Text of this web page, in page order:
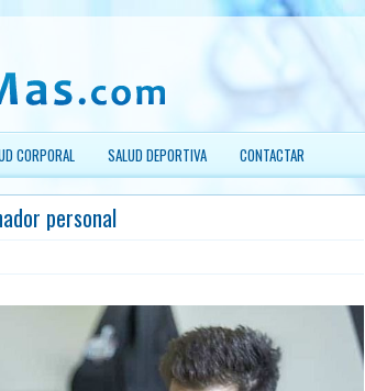
CORPORAL SALUD DEPORTIVA CONTACTAR
personal